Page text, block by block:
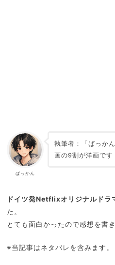
ぱっかん
執筆者：「ぱっか
画の9割が洋画です
ドイツ発Netflixオリジナルドラ
た。
とても面白かったので感想を書き
※当記事はネタバレを含みます。